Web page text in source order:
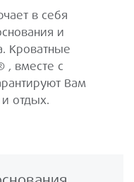
в себя
и
Кроватные
, вместе с
Вам
отдых.